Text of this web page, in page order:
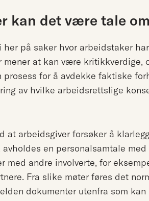
kan det være tale
på saker hvor arbeidstaker
at kan være kritikkverdige,
prosess for å avdekke faktiske
av hvilke arbeidsrettslige
at arbeidsgiver forsøker å
en personalsamtale med
med andre involverte, for
Fra slike møter føres det
dokumenter utenfra som